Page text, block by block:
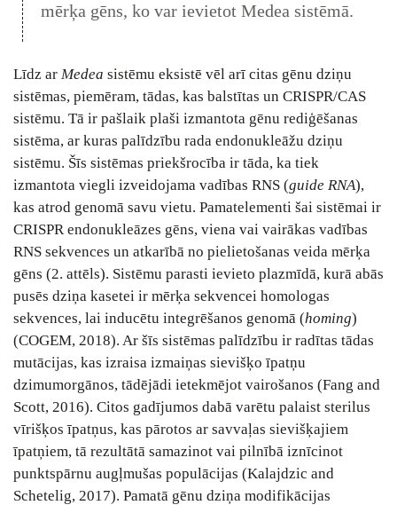
mērķa gēns, ko var ievietot Medea sistēmā.
Līdz ar Medea sistēmu eksistē vēl arī citas gēnu dziņu
sistēmas, piemēram, tādas, kas balstītas un CRISPR/CAS
sistēmu. Tā ir pašlaik plaši izmantota gēnu rediģēšanas
sistēma, ar kuras palīdzību rada endonukleāžu dziņu
sistēmu. Šīs sistēmas priekšrocība ir tāda, ka tiek
izmantota viegli izveidojama vadības RNS (guide RNA),
kas atrod genomā savu vietu. Pamatelementi šai sistēmai ir
CRISPR endonukleāzes gēns, viena vai vairākas vadības
RNS sekvences un atkarībā no pielietošanas veida mērķa
gēns (2. attēls). Sistēmu parasti ievieto plazmīdā, kurā abās
pusēs dziņa kasetei ir mērķa sekvencei homologas
sekvences, lai inducētu integrēšanos genomā (homing)
(COGEM, 2018). Ar šīs sistēmas palīdzību ir radītas tādas
mutācijas, kas izraisa izmaiņas sievišķo īpatņu
dzimumorgānos, tādējādi ietekmējot vairošanos (Fang and
Scott, 2016). Citos gadījumos dabā varētu palaist sterilus
vīrišķos īpatņus, kas pārotos ar savvaļas sievišķajiem
īpatņiem, tā rezultātā samazinot vai pilnībā iznīcinot
punktspārnu augļmušas populācijas (Kalajdzic and
Schetelig, 2017). Pamatā gēnu dziņa modifikācijas